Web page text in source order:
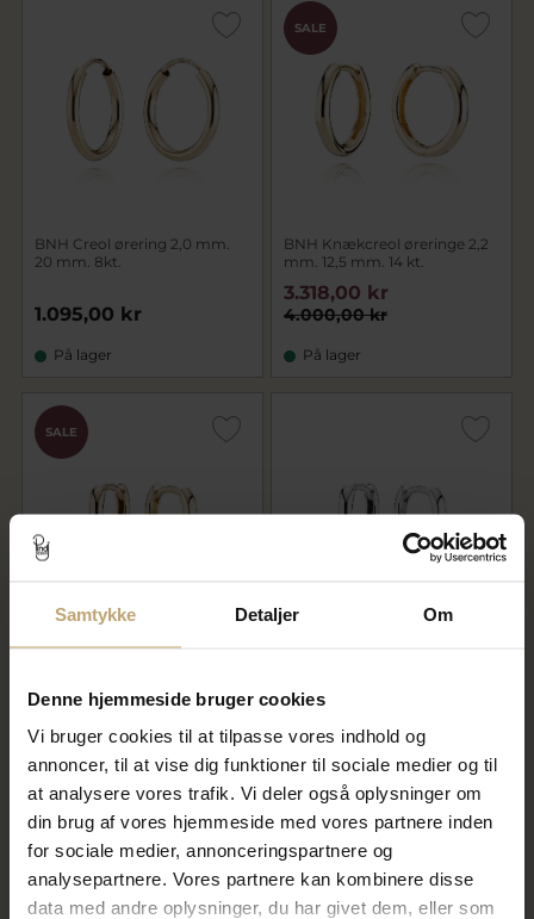
Samtykke Detaljer Om
Denne hjemmeside bruger cookies
Vi bruger cookies til at tilpasse vores indhold og
annoncer, til at vise dig funktioner til sociale medier og til
at analysere vores trafik. Vi deler også oplysninger om
din brug af vores hjemmeside med vores partnere inden
for sociale medier, annonceringspartnere og
analysepartnere. Vores partnere kan kombinere disse
data med andre oplysninger, du har givet dem, eller som
BNH Creol ørering 2,0 mm.
20 mm. 8kt.
1.095,00 kr
På lager
SALE
BNH Knækcreol øreringe 2,2
mm. 12,5 mm. 14 kt.
4.000,00 kr
3.318,00 kr
På lager
SALE
BNH Knækcreol øreringe 2,2
2.558,00 kr
På fjernlager På lager